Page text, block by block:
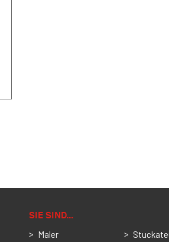
SIE SIND…
Maler